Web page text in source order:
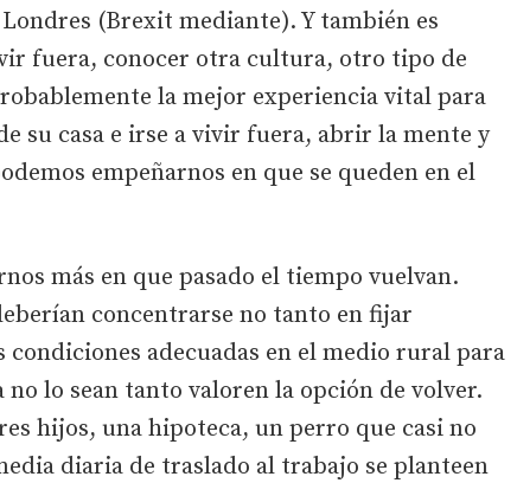
(Brexit mediante). Y también es
fuera, conocer otra cultura, otro tipo de
la mejor experiencia vital para
su casa e irse a vivir fuera, abrir la mente y
empeñarnos en que se queden en el
más en que pasado el tiempo vuelvan.
concentrarse no tanto en fijar
adecuadas en el medio rural para
no lo sean tanto valoren la opción de volver.
hijos, una hipoteca, un perro que casi no
diaria de traslado al trabajo se planteen